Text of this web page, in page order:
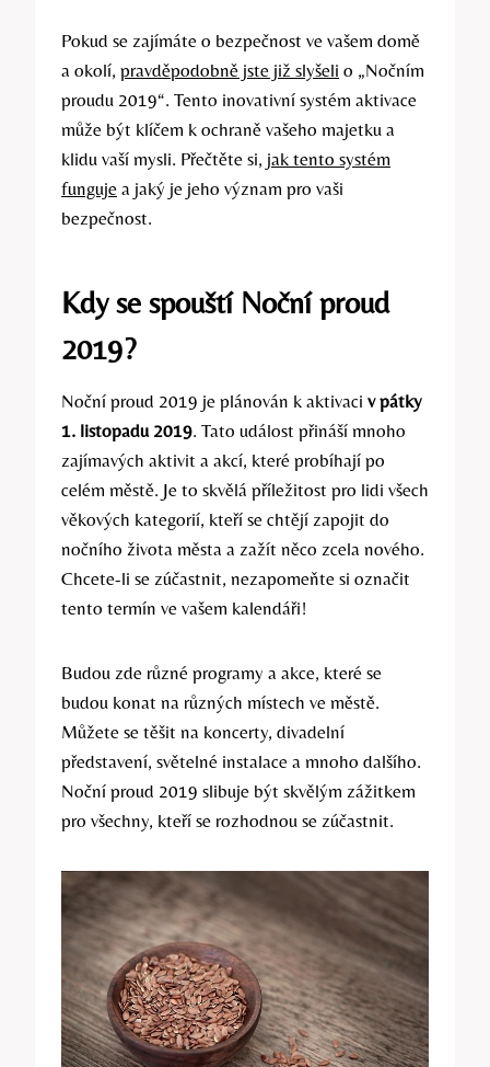
Pokud se zajímáte o bezpečnost ve vašem domě
a okolí, pravděpodobně jste již slyšeli o „Nočním
proudu 2019“. Tento inovativní systém aktivace
může být klíčem k ochraně vašeho majetku a
klidu vaší mysli. Přečtěte si, jak tento systém
funguje a jaký je jeho význam pro vaši
bezpečnost.
Kdy se spouští Noční proud
2019?
Noční proud 2019 je plánován k aktivaci v pátky
1. listopadu 2019. Tato událost přináší mnoho
zajímavých aktivit a akcí, které probíhají po
celém městě. Je to skvělá příležitost pro lidi všech
věkových kategorií, kteří se chtějí zapojit do
nočního života města a zažít něco zcela nového.
Chcete-li se zúčastnit, nezapomeňte si označit
tento termín ve vašem kalendáři!
Budou zde různé programy a akce, které se
budou konat na různých místech ve městě.
Můžete se těšit na koncerty, divadelní
představení, světelné instalace a mnoho dalšího.
Noční proud 2019 slibuje být skvělým zážitkem
pro všechny, kteří se rozhodnou se zúčastnit.